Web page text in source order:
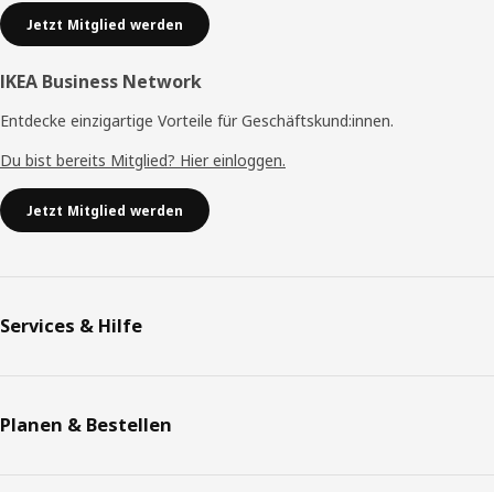
Jetzt Mitglied werden
IKEA Business Network
Entdecke einzigartige Vorteile für Geschäftskund:innen.
Du bist bereits Mitglied? Hier einloggen.
Jetzt Mitglied werden
Services & Hilfe
Planen & Bestellen